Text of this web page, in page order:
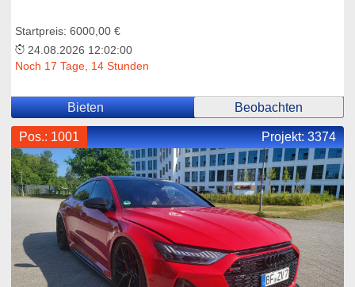
Startpreis: 6000,00 €
24.08.2026 12:02:00
Noch 17 Tage, 14 Stunden
Bieten Beobachten
Pos.: 1001 Projekt:3374